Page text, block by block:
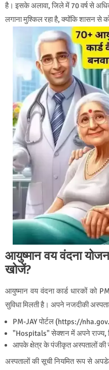
है। इसके अलावा, जिले में 70 वर्ष से
लगाना मुश्किल रहा है, क्योंकि शासन से
आयुष्मान वय वंदना
खोजें?
आयुष्मान वय वंदना कार्ड धारकों को
सुविधा मिलती है। अपने नजदीकी
PM-JAY पोर्टल (https://
"Hospitals" सेक्शन में अपने राज्य,
आपके क्षेत्र के पंजीकृत अस्पतालों की
अस्पतालों की सूची नियमित रूप से